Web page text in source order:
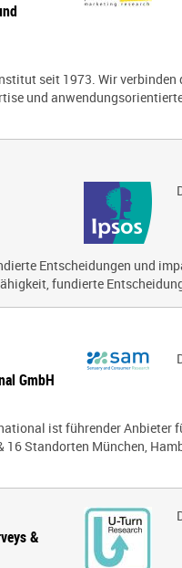
seit 1973. Wir
und
Entscheidungen und
fundierte
GmbH
ist führender Anbieter
16 Standorten München,
&